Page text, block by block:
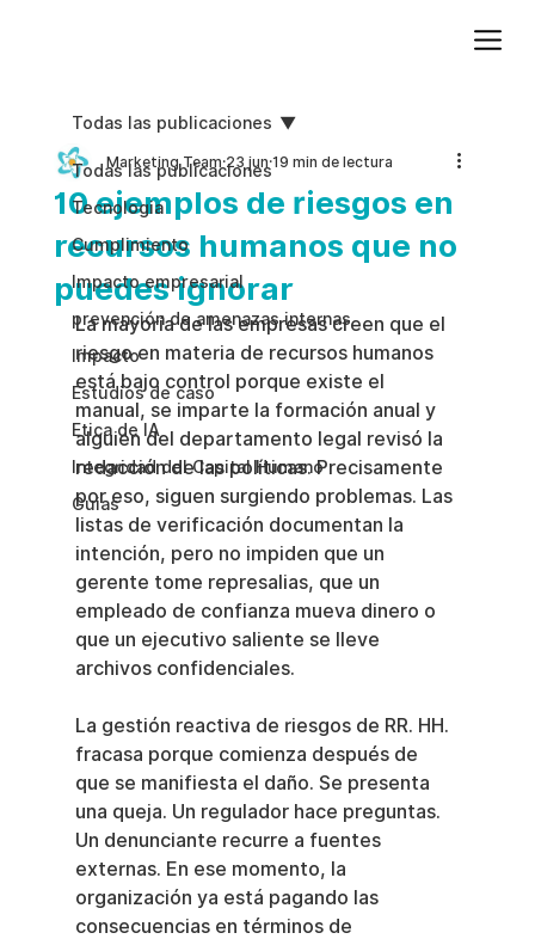
Todas las publicaciones
Tecnologia
Cumplimiento
Impacto empresarial
prevención de amenazas internas
Impacto
Estudios de caso
Etica de IA
Integridad del Capital Humano
Guias
Todas las publicaciones
10 ejemplos de riesgos en
recursos humanos que no
puedes ignorar
Marketing Team 23 jun 19 min de lectura
La mayoría de las empresas creen que el
riesgo en materia de recursos humanos
está bajo control porque existe el
manual, se imparte la formación anual y
alguien del departamento legal revisó la
redacción de las políticas. Precisamente
por eso, siguen surgiendo problemas. Las
listas de verificación documentan la
intención, pero no impiden que un
gerente tome represalias, que un
empleado de confianza mueva dinero o
que un ejecutivo saliente se lleve
archivos confidenciales.
La gestión reactiva de riesgos de RR. HH.
fracasa porque comienza después de
que se manifiesta el daño. Se presenta
una queja. Un regulador hace preguntas.
Un denunciante recurre a fuentes
externas. En ese momento, la
organización ya está pagando las
consecuencias en términos de